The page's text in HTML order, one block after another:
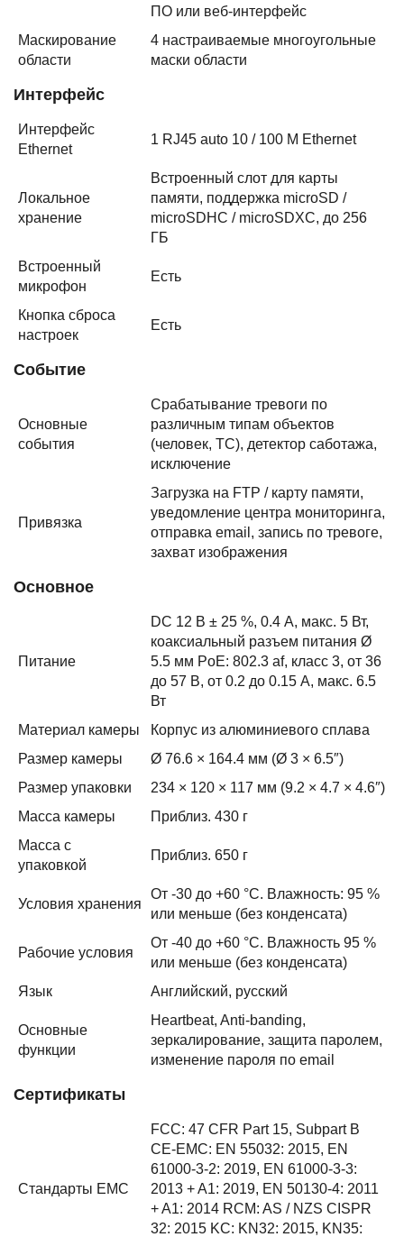
ПО или веб-интерфейс
Маскирование
области
4 настраиваемые многоугольные
маски области
Интерфейс
Интерфейс
Ethernet
1 RJ45 auto 10 / 100 М Ethernet
Локальное
хранение
Встроенный слот для карты
памяти, поддержка microSD /
microSDHC / microSDXC, до 256
ГБ
Встроенный
микрофон
Есть
Кнопка сброса
настроек
Есть
Событие
Основные
события
Срабатывание тревоги по
различным типам объектов
(человек, ТС), детектор саботажа,
исключение
Привязка
Загрузка на FTP / карту памяти,
уведомление центра мониторинга,
отправка email, запись по тревоге,
захват изображения
Основное
Питание
DC 12 В ± 25 %, 0.4 А, макс. 5 Вт,
коаксиальный разъем питания Ø
5.5 мм PoE: 802.3 af, класс 3, от 36
до 57 В, от 0.2 до 0.15 А, макс. 6.5
Вт
Материал камеры
Корпус из алюминиевого сплава
Размер камеры
Ø 76.6 × 164.4 мм (Ø 3 × 6.5″)
Размер упаковки
234 × 120 × 117 мм (9.2 × 4.7 × 4.6″)
Масса камеры
Приблиз. 430 г
Масса с
упаковкой
Приблиз. 650 г
Условия хранения
От -30 до +60 °C. Влажность: 95 %
или меньше (без конденсата)
Рабочие условия
От -40 до +60 °C. Влажность 95 %
или меньше (без конденсата)
Язык
Английский, русский
Основные
функции
Heartbeat, Anti-banding,
зеркалирование, защита паролем,
изменение пароля по email
Сертификаты
Стандарты EMC
FCC: 47 CFR Part 15, Subpart B
CE-EMC: EN 55032: 2015, EN
61000-3-2: 2019, EN 61000-3-3:
2013 + A1: 2019, EN 50130-4: 2011
+ A1: 2014 RCM: AS / NZS CISPR
32: 2015 KC: KN32: 2015, KN35: